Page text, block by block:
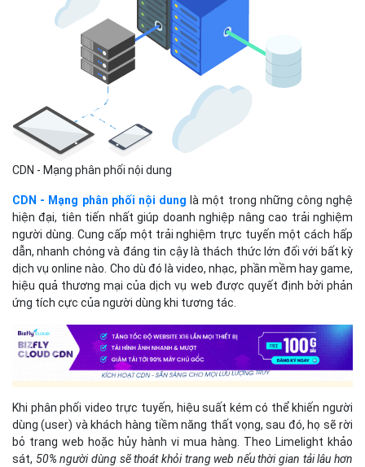
CDN - Mạng phân phối nội dung
CDN - Mạng phân phối nội dung là một trong những công nghệ
hiện đại, tiên tiến nhất giúp doanh nghiệp nâng cao trải nghiệm
người dùng. Cung cấp một trải nghiệm trực tuyến một cách hấp
dẫn, nhanh chóng và đáng tin cậy là thách thức lớn đối với bất kỳ
dịch vụ online nào. Cho dù đó là video, nhạc, phần mềm hay game,
hiệu quả thương mại của dịch vụ web được quyết định bởi phản
ứng tích cực của người dùng khi tương tác.
Khi phân phối video trực tuyến, hiệu suất kém có thể khiến người
dùng (user) và khách hàng tiềm năng thất vọng, sau đó, họ sẽ rời
bỏ trang web hoặc hủy hành vi mua hàng. Theo Limelight khảo
sát, 50% người dùng sẽ thoát khỏi trang web nếu thời gian tải lâu hơn